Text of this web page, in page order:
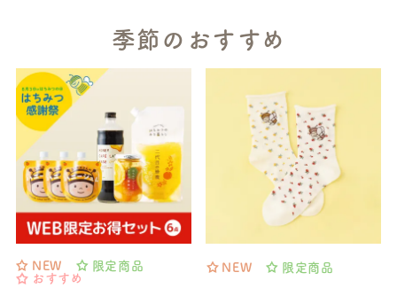
季節のおすすめ
NEW
限定商品
おすすめ
NEW 限定商品